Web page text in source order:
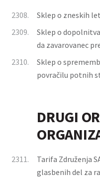
2308.
Sklep o zneskih
2309.
Sklep o
da zavarovanec
2310.
Sklep o
povračilu potnih
DRUGI
2311.
Tarifa Združenja
glasbenih del za